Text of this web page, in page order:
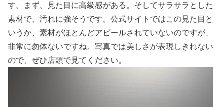
す。まず、見た目に高級感がある。そしてサラサラとした
素材で、汚れに強そうです。公式サイトではこの見た目と
いうか、素材がほとんどアピールされていないのですが、
非常に勿体ないですね。写真では美しさが表現しきれない
ので、ぜひ店頭で見てください。